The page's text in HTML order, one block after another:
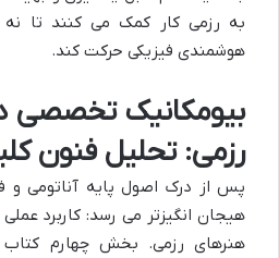
به رزمی کار کمک می کنند تا نه
هوشمندی فیزیکی حرکت کند.
بیومکانیک تخصصی
رزمی: تحلیل فنون
پس از درک اصول پایه آناتومی و
هیجان انگیزتر می رسد: کاربرد
هنرهای رزمی. بخش چهارم کتاب